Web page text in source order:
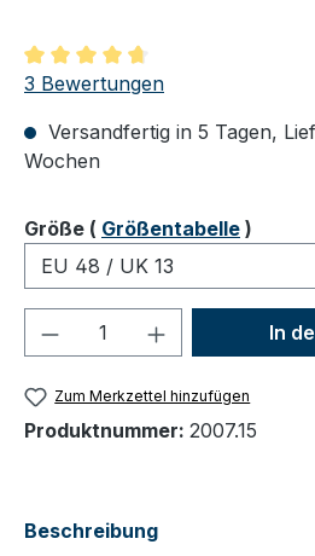
Durchschnittliche Bewertung
3 Bewertungen
Versandfertig in 5 Tagen,
Wochen
Größeauswählen
( Größentabelle )
Produkt Anzahl: Gib
In
Zum Merkzettel hinzufügen
Produktnummer: 2007.15
Beschreibung